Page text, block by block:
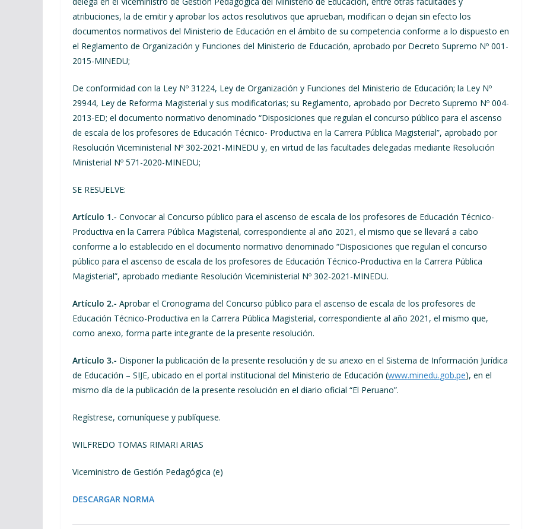
atribuciones, la de emitir y aprobar los actos resolutivos que aprueban, modifican o dejan sin efecto los
documentos normativos del Ministerio de Educación en el ámbito de su competencia conforme a lo dispuesto en
el Reglamento de Organización y Funciones del Ministerio de Educación, aprobado por Decreto Supremo Nº 001-
2015-MINEDU;
De conformidad con la Ley Nº 31224, Ley de Organización y Funciones del Ministerio de Educación; la Ley Nº
29944, Ley de Reforma Magisterial y sus modificatorias; su Reglamento, aprobado por Decreto Supremo Nº 004-
2013-ED; el documento normativo denominado “Disposiciones que regulan el concurso público para el ascenso
de escala de los profesores de Educación Técnico- Productiva en la Carrera Pública Magisterial”, aprobado por
Resolución Viceministerial Nº 302-2021-MINEDU y, en virtud de las facultades delegadas mediante Resolución
Ministerial Nº 571-2020-MINEDU;
SE RESUELVE:
Artículo 1.- Convocar al Concurso público para el ascenso de escala de los profesores de Educación Técnico-
Productiva en la Carrera Pública Magisterial, correspondiente al año 2021, el mismo que se llevará a cabo
conforme a lo establecido en el documento normativo denominado “Disposiciones que regulan el concurso
público para el ascenso de escala de los profesores de Educación Técnico-Productiva en la Carrera Pública
Magisterial”, aprobado mediante Resolución Viceministerial Nº 302-2021-MINEDU.
Artículo 2.- Aprobar el Cronograma del Concurso público para el ascenso de escala de los profesores de
Educación Técnico-Productiva en la Carrera Pública Magisterial, correspondiente al año 2021, el mismo que,
como anexo, forma parte integrante de la presente resolución.
Artículo 3.- Disponer la publicación de la presente resolución y de su anexo en el Sistema de Información Jurídica
de Educación – SIJE, ubicado en el portal institucional del Ministerio de Educación (www.minedu.gob.pe), en el
mismo día de la publicación de la presente resolución en el diario oficial “El Peruano”.
Regístrese, comuníquese y publíquese.
WILFREDO TOMAS RIMARI ARIAS
Viceministro de Gestión Pedagógica (e)
DESCARGAR NORMA